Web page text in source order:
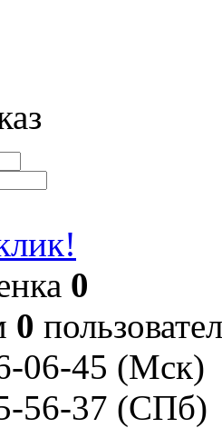
0
0
06-45 (Мск)
56-37 (СПб)